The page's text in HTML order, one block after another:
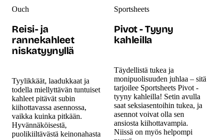
Ouch
Reisi- ja
rannekahleet
niskatyynyllä
Tyylikkäät, laadukkaat ja
todella miellyttävän tuntuiset
kahleet pitävät subin
kiihottavassa asennossa,
vaikka kuinka pitkään.
Hyvännäköisestä,
puolikiiltävästä keinonahasta
Sportsheets
Pivot - Tyyny
kahleilla
Täydellistä tukea ja
monipuolisuuden juhlaa – sitä
tarjoilee Sportsheets Pivot -
tyyny kahleilla! Setin avulla
saat seksiasentoihin tukea, ja
asennot voivat olla sen
ansiosta kiihottavampia.
Niissä on myös helpompi